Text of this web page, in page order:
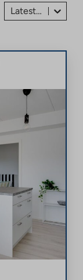
Latest listing first